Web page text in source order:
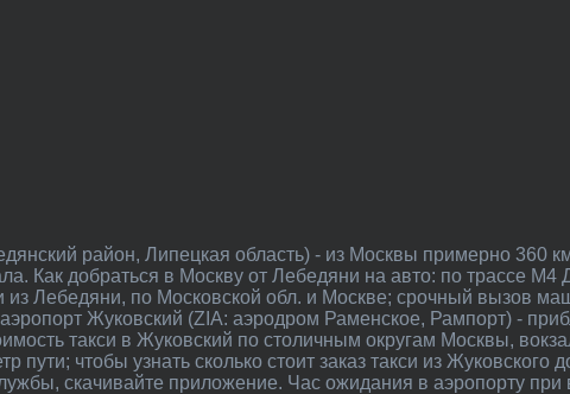
Как добраться в Москву от Лебедяни на авто: по трассе М4
из Лебедяни, по Московской обл. и Москве; срочный вызов
Жуковский (ZIA: аэродром Раменское, Рампорт) -
такси в Жуковский по столичным округам Москвы,
пути; чтобы узнать сколько стоит заказ такси из
скачивайте приложение. Час ожидания в аэропорту при